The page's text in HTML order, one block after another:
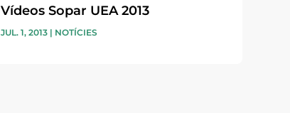
Vídeos Sopar UEA 2013
JUL. 1, 2013| NOTÍCIES